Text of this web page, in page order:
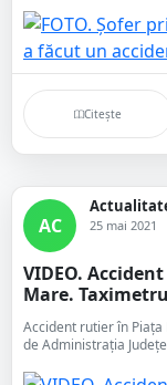
Citește
AC 25 mai 2021
VIDEO.
Mare.
Accident rutier în
de Administrația